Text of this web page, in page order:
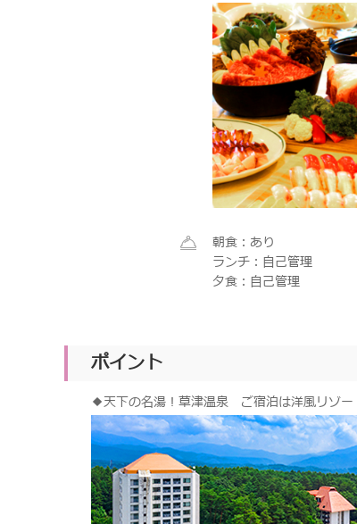
朝食：あり
ランチ：自己管理
夕食：自己管理
ポイント
◆天下の名湯！草津温泉 ご宿泊は洋風リゾー